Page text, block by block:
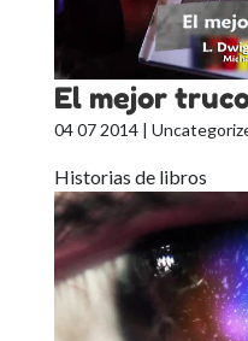
El mejor
04 07 2014|
Historias de libros